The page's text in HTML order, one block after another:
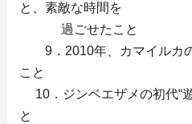
と、素敵な時間を
過ごせたこと
9．2010年、カマイルカ
こと
10．ジンベエザメの初代“
と